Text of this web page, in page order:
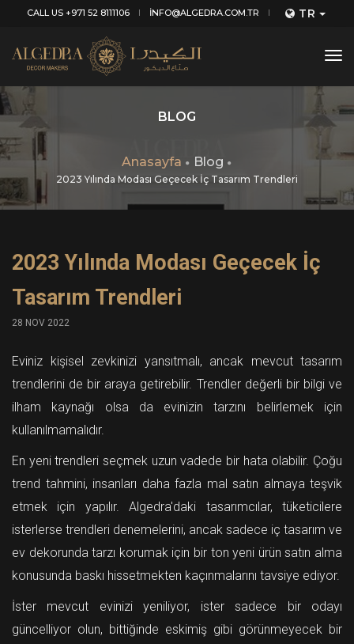
CALL US +971 52 8111106 INFO@ALGEDRA.COM.TR TR
BLOG
Anasayfa Blog
2023 Yılında Modası Geçecek İç Tasarım Trendleri
2023 Yılında Modası Geçecek İç
Tasarım Trendleri
28 NOV 2022
Eviniz kişisel zevkinizi yansıtmalı, ancak mevcut tasarım
trendlerini de bir araya getirebilir. Trendler değerli bir bilgi ve
ilham kaynağı olsa da evinizin tarzını belirlemek için
kullanılmamalıdır.
En yeni trendleri seçmek uzun vadede bir hata olabilir. Çoğu
trend tahmini, insanları daha fazla mal satın almaya teşvik
etmek için yapılır. Algedra'daki tasarımcılar, tüketicilere
isterlerse trendleri denemelerini, ancak sadece iç tasarım ve
ev dekorunda tarzı korumak için bir ton yeni ürün satın alma
konusunda baskı hissetmekten kaçınmalarını tavsiye ediyor.
İster mevcut evinizi yeniliyor, ister sadece bir odayı
güncelliyor olun, bittiğinde eskimiş gibi görünmeyecek bir